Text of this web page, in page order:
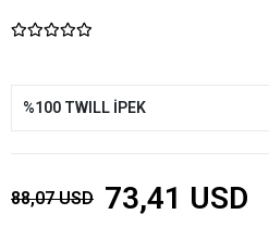
%100 TWILL İPEK
88,07 USD 73,41 USD